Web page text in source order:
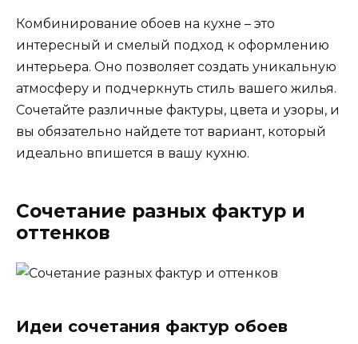
Комбинирование обоев на кухне – это
интересный и смелый подход к оформлению
интерьера. Оно позволяет создать уникальную
атмосферу и подчеркнуть стиль вашего жилья.
Сочетайте различные фактуры, цвета и узоры, и
вы обязательно найдете тот вариант, который
идеально впишется в вашу кухню.
Сочетание разных фактур и
оттенков
Идеи сочетания фактур обоев